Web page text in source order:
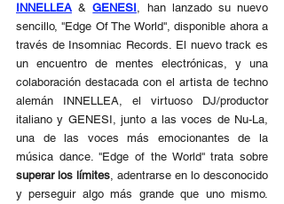
INNELLEA & GENESI, han lanzado su nuevo
sencillo, ''Edge Of The World'', disponible ahora a
través de Insomniac Records. El nuevo track es
un encuentro de mentes electrónicas, y una
colaboración destacada con el artista de techno
alemán INNELLEA, el virtuoso DJ/productor
italiano y GENESI, junto a las voces de Nu-La,
una de las voces más emocionantes de la
superar los límites, adentrarse en lo desconocido
y perseguir algo más grande que uno mismo.